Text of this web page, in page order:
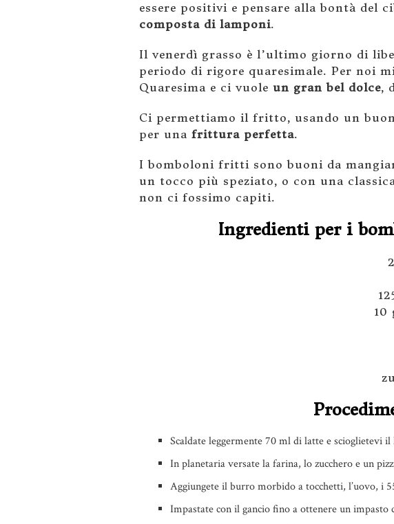
essere positivi e pensare alla bontà del
composta di lamponi.
Il venerdì grasso è l’ultimo giorno di
periodo di rigore quaresimale. Per noi
Quaresima e ci vuole un gran bel dolce,
Ci permettiamo il fritto, usando un
per una frittura perfetta.
I bomboloni fritti sono buoni da
un tocco più speziato, o con una
non ci fossimo capiti.
Ingredienti per i
10
Scaldate leggermente 70 ml di latte e scioglietevi
In planetaria versate la farina, lo zucchero e un
Aggiungete il burro morbido a tocchetti, l’uovo, i
Impastate con il gancio fino a ottenere un